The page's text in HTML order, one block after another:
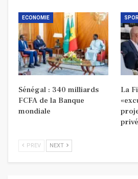
ECONOMIE
Sénégal : 340 milliards
FCFA de la Banque
mondiale
La
PREV NEXT